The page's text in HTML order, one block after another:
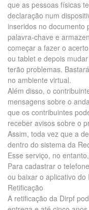
que as pessoas físicas
declaração num
inseridos no documento
palavra-chave e
começar a fazer o
ou tablet e depois
terão problemas.
no ambiente virtual.
Além disso, o
mensagens sobre o
que os contribuintes
receber avisos sobre o
Assim, toda vez que a
dentro do sistema da
Esse serviço, no
Para cadastrar o
ou baixar o aplicativo do
Retificação
A retificação da Dirpf